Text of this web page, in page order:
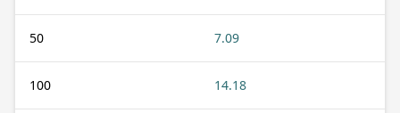
50 7.09
100 14.18